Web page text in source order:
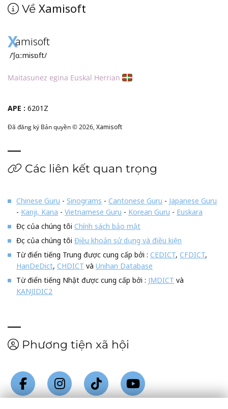
Về Xamisoft
Xamisoft
/ˈʃɑːmisɒft/
Maitasunez egina Euskal Herrian
APE : 6201Z
Đã đăng ký Bản quyền © 2026,Xamisoft
Các liên kết quan trọng
Chinese Guru - Sinograms - Cantonese Guru - Japanese Guru
- Kanji, Kana - Vietnamese Guru - Korean Guru - Euskara
Đọc của chúng tôi Chính sách bảo mật
Đọc của chúng tôi Điều khoản sử dụng và điều kiện
Từ điển tiếng Trung được cung cấp bởi : CEDICT, CFDICT,
HanDeDict, CHDICT và Unihan Database
Từ điển tiếng Nhật được cung cấp bởi : JMDICT và
KANJIDIC2
Phương tiện xã hội